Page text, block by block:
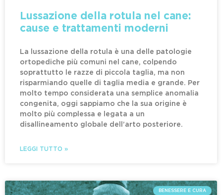
Lussazione della rotula nel cane:
cause e trattamenti moderni
La lussazione della rotula è una delle patologie
ortopediche più comuni nel cane, colpendo
soprattutto le razze di piccola taglia, ma non
risparmiando quelle di taglia media e grande. Per
molto tempo considerata una semplice anomalia
congenita, oggi sappiamo che la sua origine è
molto più complessa e legata a un
disallineamento globale dell’arto posteriore.
LEGGI TUTTO »
BENESSERE E CURA